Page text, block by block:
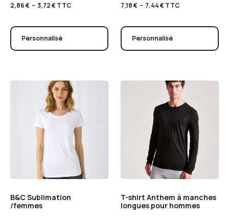
2,86€ – 3,72€TTC
Personnalisé
7,18€ – 7,44€TTC
Personnalisé
B&C Sublimation
/femmes
T-shirt Anthem à manches
longues pour hommes